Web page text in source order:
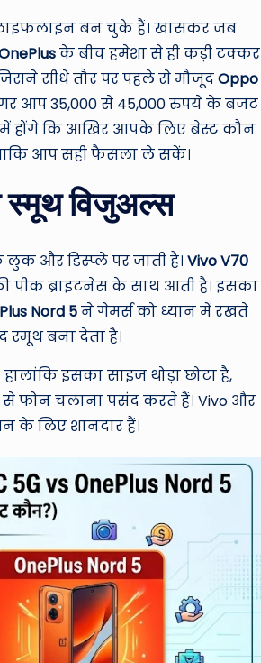
h
e
W
o
rl
d
लाइफलाइन बन चुके हैं। खासकर जब
के बीच हमेशा से ही कड़ी टक्कर
सीधे तौर पर पहले से मौजूदOppo
आप 35,000 से 45,000 रुपये के बजट
होंगे कि आखिर आपके लिए बेस्ट कौन
आप सही फैसला ले सकें।
स्मूथ विजुअल्स
और डिस्प्ले पर जाती है। Vivo V70
पीक ब्राइटनेस के साथ आती है। इसका
Nord 5ने गेमर्स को ध्यान में रखते
स्मूथ बना देता है।
हालांकि इसका साइज थोड़ा छोटा है,
फोन चलाना पसंद करते हैं। Vivo और
के लिए शानदार हैं।